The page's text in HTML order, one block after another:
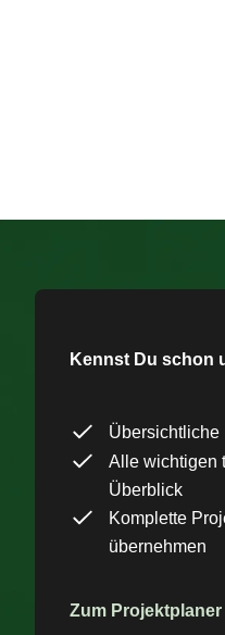
Kennst Du schon
Übersichtliche
Alle wichtigen
Überblick
Komplette
übernehmen
Zum Projektplaner